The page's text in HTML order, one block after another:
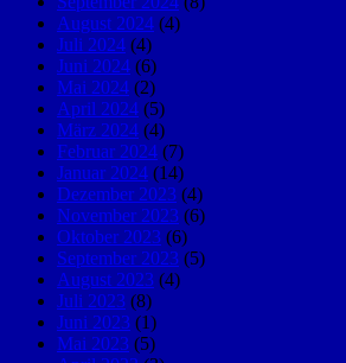
August 2024 (4)
Juli 2024 (4)
Juni 2024 (6)
Mai 2024 (2)
April 2024 (5)
März 2024 (4)
Februar 2024 (7)
Januar 2024 (14)
Dezember 2023 (4)
November 2023 (6)
Oktober 2023 (6)
September 2023 (5)
August 2023 (4)
Juli 2023 (8)
Juni 2023 (1)
Mai 2023 (5)